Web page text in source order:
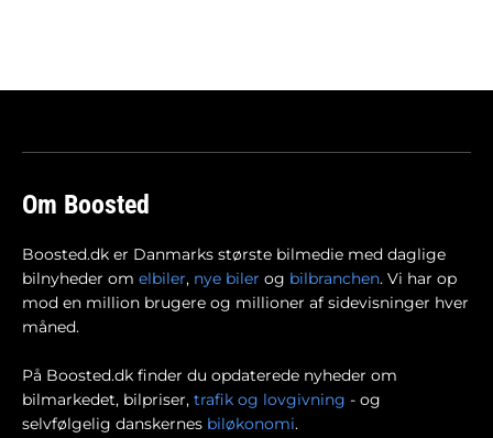
Om Boosted
Boosted.dk er Danmarks største bilmedie med daglige
bilnyheder om elbiler, nye biler og bilbranchen. Vi har op
mod en million brugere og millioner af sidevisninger hver
måned.
På Boosted.dk finder du opdaterede nyheder om
bilmarkedet, bilpriser, trafik og lovgivning - og
selvfølgelig danskernes biløkonomi.